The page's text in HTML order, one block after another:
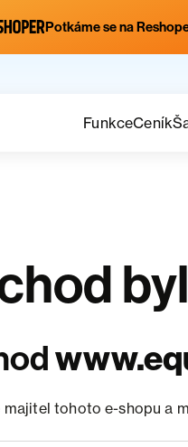
Potkáme se na
FunkceCeník
majitel tohoto e-shopu a